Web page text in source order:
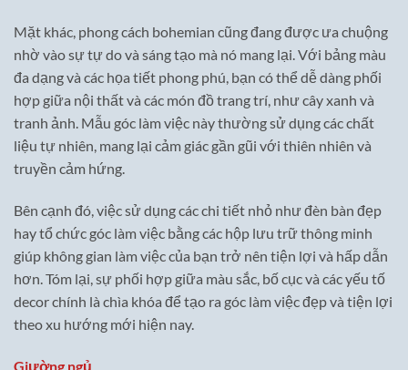
Mặt khác, phong cách bohemian cũng đang được ưa chuộng
nhờ vào sự tự do và sáng tạo mà nó mang lại. Với bảng màu
đa dạng và các họa tiết phong phú, bạn có thể dễ dàng phối
hợp giữa nội thất và các món đồ trang trí, như cây xanh và
tranh ảnh. Mẫu góc làm việc này thường sử dụng các chất
liệu tự nhiên, mang lại cảm giác gần gũi với thiên nhiên và
truyền cảm hứng.
Bên cạnh đó, việc sử dụng các chi tiết nhỏ như đèn bàn đẹp
hay tổ chức góc làm việc bằng các hộp lưu trữ thông minh
giúp không gian làm việc của bạn trở nên tiện lợi và hấp dẫn
hơn. Tóm lại, sự phối hợp giữa màu sắc, bố cục và các yếu tố
decor chính là chìa khóa để tạo ra góc làm việc đẹp và tiện lợi
theo xu hướng mới hiện nay.
Giường ngủ